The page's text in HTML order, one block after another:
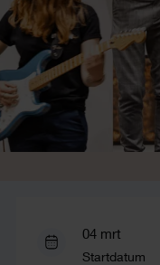
04 mrt
Startdatum